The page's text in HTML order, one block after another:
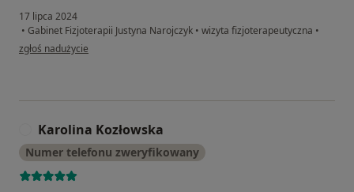
17 lipca 2024
• Gabinet Fizjoterapii Justyna Narojczyk • wizyta fizjoterapeutyczna •
w opinii użytkownika Kinga Maj
zgłoś nadużycie
Karolina Kozłowska
Numer telefonu zweryfikowany